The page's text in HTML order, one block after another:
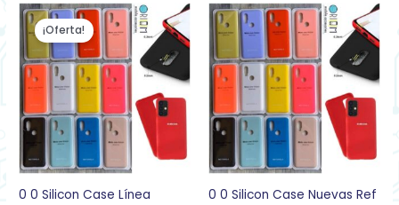
¡Oferta!
0 0 Silicon Case Línea
El
precio
original
era:
$26,900.
El
precio
actual
$21,900.
0 0 Silicon Case Nuevas Ref